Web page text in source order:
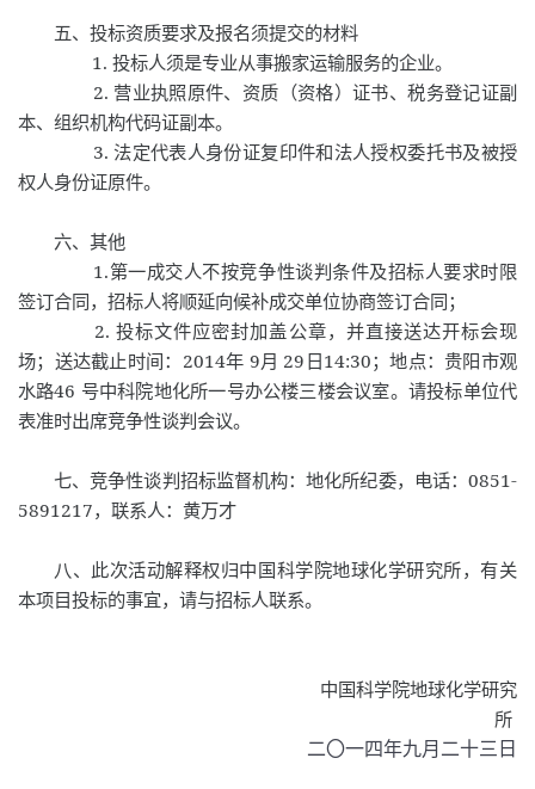
五、投标资质要求及报名须提交的材料
1. 投标人须是专业从事搬家运输服务的企业。
2. 营业执照原件、资质（资格）证书、税务登记证副
本、组织机构代码证副本。
3.法定代表人身份证复印件和法人授权委托书及被授
权人身份证原件。
六、其他
1.第一成交人不按竞争性谈判条件及招标人要求时限
签订合同，招标人将顺延向候补成交单位协商签订合同；
2.投标文件应密封加盖公章，并直接送达开标会现
场；送达截止时间： 2014年 9月 29 日 14:30；地点：贵阳市观
水路46 号中科院地化所一号办公楼三楼会议室。请投标单位代
表准时出席竞争性谈判会议。
七、竞争性谈判招标监督机构：地化所纪委，电话： 0851-
5891217，联系人：黄万才
八、此次活动解释权归中国科学院地球化学研究所，有关
本项目投标的事宜，请与招标人联系。
中国科学院地球化学研究
所
二〇一四年九月二十三日